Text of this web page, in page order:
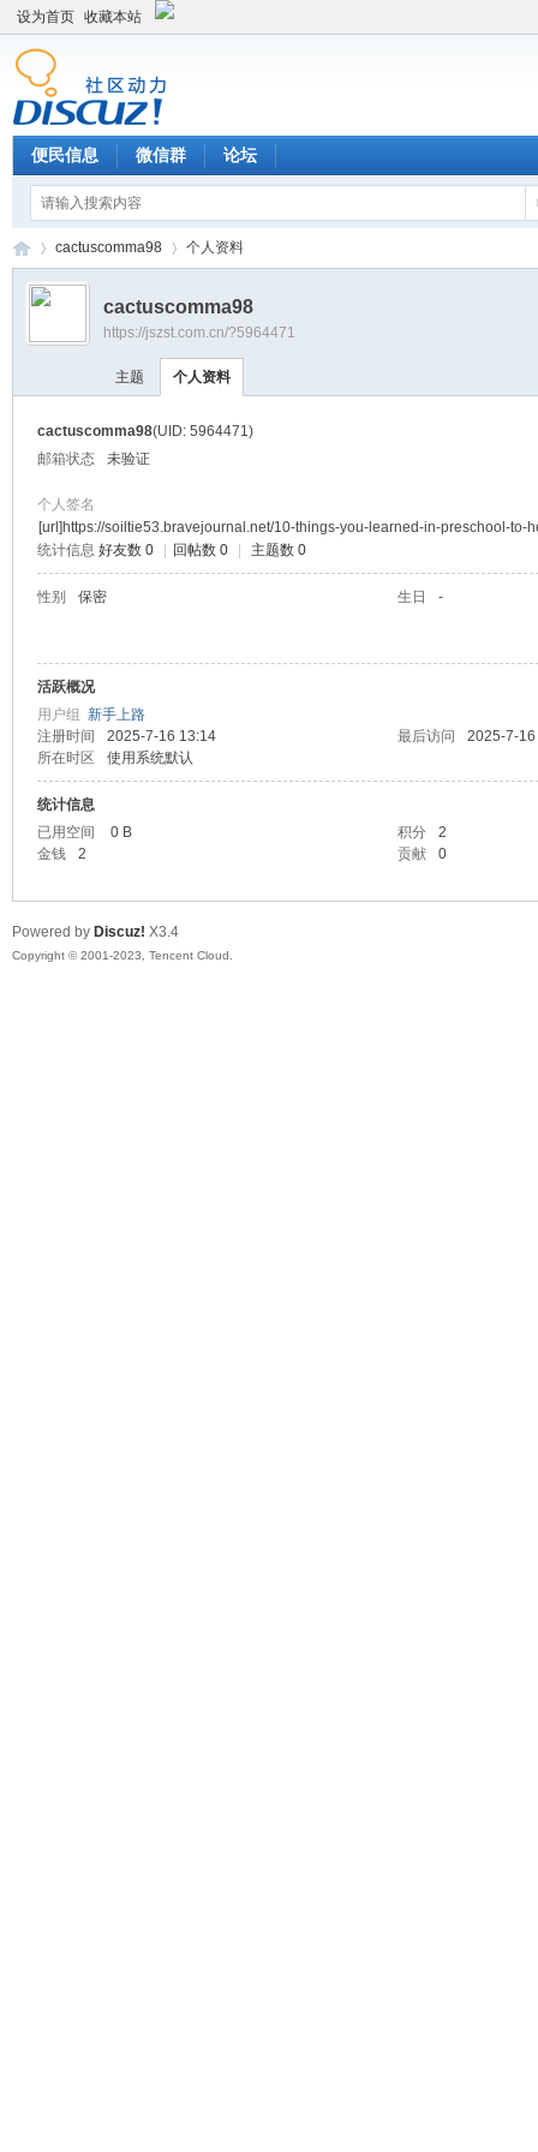
设为首页 收藏本站
便民信息 微信群 论坛
›
cactuscomma98 个人资料
cactuscomma98
https://jszst.com.cn/?5964471
主题 个人资料
cactuscomma98(UID: 5964471)
邮箱状态
未验证
个人签名
[url]https://soiltie53.bravejournal.net/10-things-you-learned-in-preschool-to-
统计信息 好友数 0 回帖数 0 主题数 0
性别 保密 生日 -
活跃概况
用户组 新手上路
注册时间
2025-7-16 13:14 最后访问
2025-7-
所在时区
使用系统默认
统计信息
已用空间
0 B 积分
2
金钱
2 贡献 0
Powered by Discuz! X3.4
Copyright © 2001-2023, Tencent Cloud.